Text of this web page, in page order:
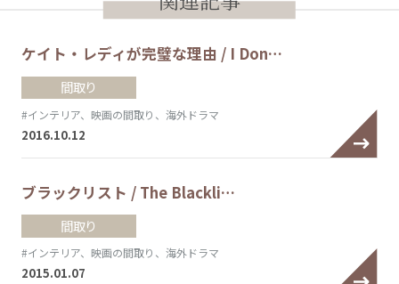
ケイト・レディが完璧な理由 / I Don…
間取り
#インテリア、映画の間取り、海外ドラマ
2016.10.12
ブラックリスト / The Blackli…
間取り
#インテリア、映画の間取り、海外ドラマ
2015.01.07